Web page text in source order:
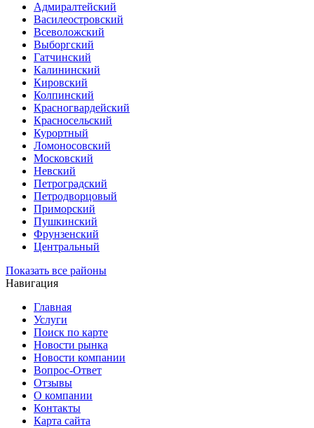
Адмиралтейский
Василеостровский
Всеволожский
Выборгский
Гатчинский
Калининский
Кировский
Колпинский
Красногвардейский
Красносельский
Курортный
Ломоносовский
Московский
Невский
Петроградский
Петродворцовый
Приморский
Пушкинский
Фрунзенский
Центральный
Показать все районы
Навигация
Главная
Услуги
Поиск по карте
Новости рынка
Новости компании
Вопрос-Ответ
Отзывы
О компании
Контакты
Карта сайта